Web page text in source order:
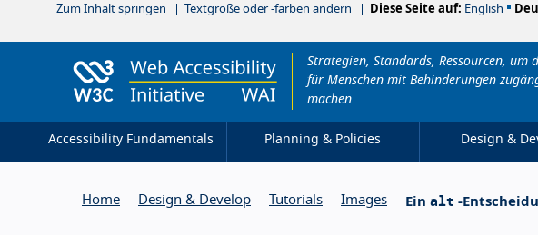
Zum Inhalt springen Textgröße oder -farben ändern Diese Seite auf: English
Strategien, Standards, Ressourcen, um
für Menschen mit Behinderungen
machen
Accessibility Fundamentals Planning & Policies Design &
Home Design & Develop Tutorials Images Ein alt -